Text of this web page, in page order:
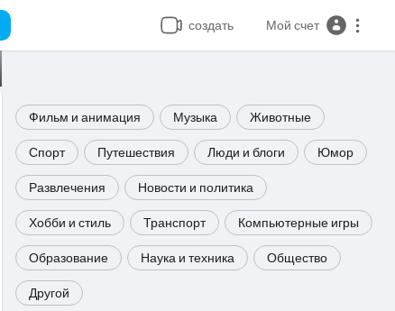
создать Мой счет
Фильм и анимация Музыка Животные
Спорт Путешествия Люди и блоги Юмор
Развлечения Новости и политика
Хобби и стиль Транспорт Компьютерные игры
Образование Наука и техника Общество
Другой